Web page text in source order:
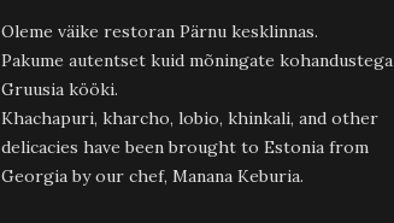
Oleme väike restoran Pärnu kesklinnas.
Pakume autentset kuid mõningate kohandustega
Gruusia kööki.
Khachapuri, kharcho, lobio, khinkali, and other
delicacies have been brought to Estonia from
Georgia by our chef, Manana Keburia.